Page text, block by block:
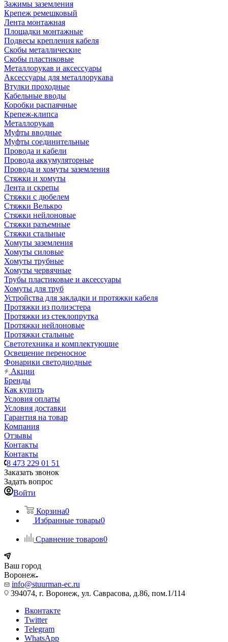
Зажимы заземления
Крепеж ремешковый
Лента монтажная
Площадки монтажные
Подвесы крепления кабеля
Скобы металлические
Скобы пластиковые
Металлорукав и аксессуары
Аксессуары для металлорукава
Втулки проходные
Кабельные вводы
Коробки распаячные
Крепеж-клипса
Металлорукав
Муфты вводные
Муфты соединительные
Провода и кабели
Провода аккумуляторные
Провода и хомуты заземления
Стяжки и хомуты
Лента и скрепы
Стяжки c дюбелем
Стяжки Велькро
Стяжки нейлоновые
Стяжки разъемные
Стяжки стальные
Хомуты заземления
Хомуты силовые
Хомуты трубные
Хомуты червячные
Трубы пластиковые и аксессуары
Хомуты для труб
Устройства для закладки и протяжки кабеля
Протяжки из полиэстера
Протяжки из стеклопрутка
Протяжки нейлоновые
Протяжки стальные
Светотехника и комплектующие
Освещение переносное
Фонарики светодиодные
Акции
Бренды
Как купить
Условия оплаты
Условия доставки
Гарантия на товар
Компания
Отзывы
Контакты
Контакты
8 473 229 01 51
Заказать звонок
Задать вопрос
Войти
Корзина0
Избранные товары0
Сравнение товаров0
Ваш город
Воронеж
info@stuurman-ec.ru
394074, г. Воронеж, ул. Саврасова, д.86, пом.1/114
Вконтакте
Twitter
Telegram
WhatsApp